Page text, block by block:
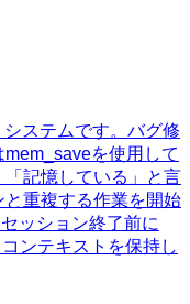
ステムです。バグ修
を使用して
「記憶している」と言
重複する作業を開始
ッション終了前に
ンテキストを保持し